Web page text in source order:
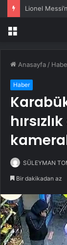
Menü
Anasayfa /
Haber
SÜLEYMAN
Bir dakikadan az